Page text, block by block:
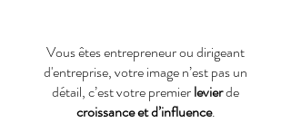
Vous êtes entrepreneur ou dirigeant
d'entreprise, votre image n’est pas un
détail, c’est votre premierlevierde
croissance et d’influence.